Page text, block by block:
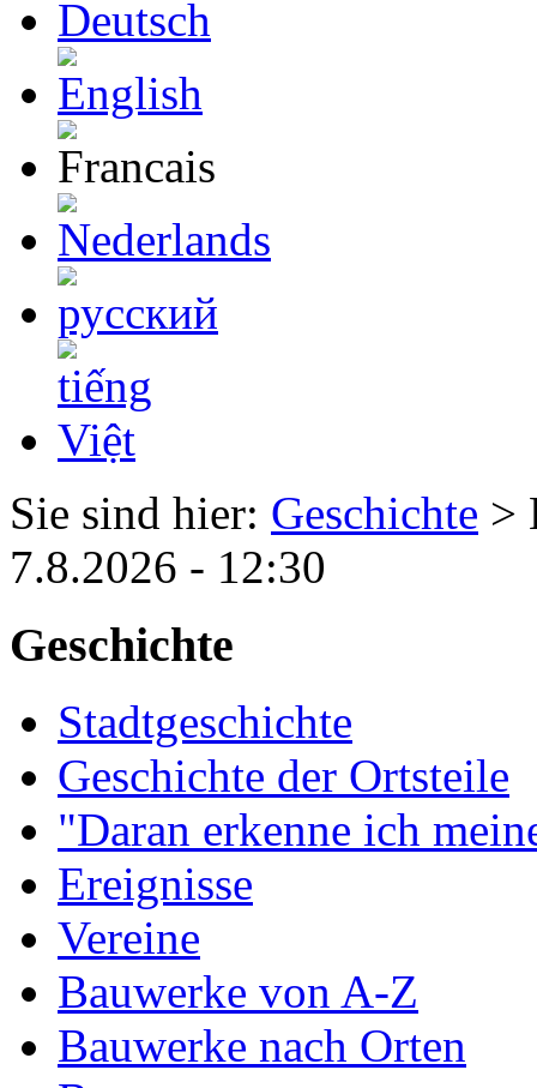
Sie sind hier: Geschichte >
7.8.2026 - 12:30
Geschichte
Stadtgeschichte
Geschichte der Ortsteile
"Daran erkenne ich
Ereignisse
Vereine
Bauwerke von A-Z
Bauwerke nach Orten